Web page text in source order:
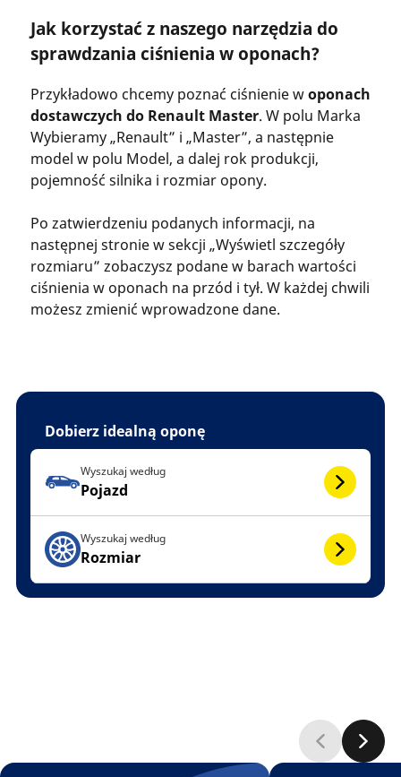
Jak korzystać z naszego narzędzia do
sprawdzania ciśnienia w oponach?
Przykładowo chcemy poznać ciśnienie woponach
dostawczych do Renault Master. W polu Marka
Wybieramy „Renault” i „Master”, a następnie
model w polu Model, a dalej rok produkcji,
pojemność silnika i rozmiar opony.
Po zatwierdzeniu podanych informacji, na
następnej stronie w sekcji „Wyświetl szczegóły
rozmiaru” zobaczysz podane w barach wartości
ciśnienia w oponach na przód i tył. W każdej chwili
możesz zmienić wprowadzone dane.
Dobierz idealną oponę
Wyszukaj według
Pojazd
Wyszukaj według
Rozmiar